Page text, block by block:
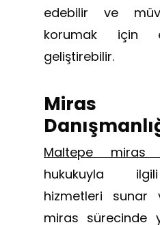
edebilir ve
korumak için
geliştirebilir.
Miras
Maltepe miras
hukukuyla
hizmetleri sunar
miras sürecinde